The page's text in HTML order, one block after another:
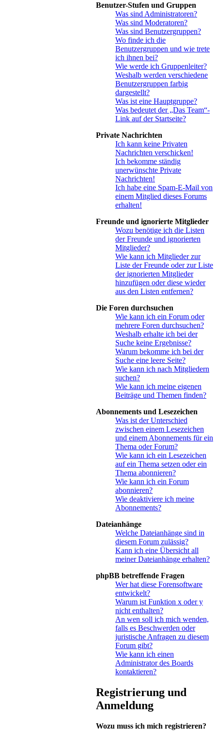
Benutzer-Stufen und Gruppen
Was sind Administratoren?
Was sind Moderatoren?
Was sind Benutzergruppen?
Wo finde ich die
Benutzergruppen und wie trete
ich ihnen bei?
Wie werde ich Gruppenleiter?
Weshalb werden verschiedene
Benutzergruppen farbig
dargestellt?
Was ist eine Hauptgruppe?
Was bedeutet der „Das Team“-
Link auf der Startseite?
Private Nachrichten
Ich kann keine Privaten
Nachrichten verschicken!
Ich bekomme ständig
unerwünschte Private
Nachrichten!
Ich habe eine Spam-E-Mail von
einem Mitglied dieses Forums
erhalten!
Freunde und ignorierte Mitglieder
Wozu benötige ich die Listen
der Freunde und ignorierten
Mitglieder?
Wie kann ich Mitglieder zur
Liste der Freunde oder zur Liste
der ignorierten Mitglieder
hinzufügen oder diese wieder
aus den Listen entfernen?
Die Foren durchsuchen
Wie kann ich ein Forum oder
mehrere Foren durchsuchen?
Weshalb erhalte ich bei der
Suche keine Ergebnisse?
Warum bekomme ich bei der
Suche eine leere Seite?
Wie kann ich nach Mitgliedern
suchen?
Wie kann ich meine eigenen
Beiträge und Themen finden?
Abonnements und Lesezeichen
Was ist der Unterschied
zwischen einem Lesezeichen
und einem Abonnements für ein
Thema oder Forum?
Wie kann ich ein Lesezeichen
auf ein Thema setzen oder ein
Thema abonnieren?
Wie kann ich ein Forum
abonnieren?
Wie deaktiviere ich meine
Abonnements?
Dateianhänge
Welche Dateianhänge sind in
diesem Forum zulässig?
Kann ich eine Übersicht all
meiner Dateianhänge erhalten?
phpBB betreffende Fragen
Wer hat diese Forensoftware
entwickelt?
Warum ist Funktion x oder y
nicht enthalten?
An wen soll ich mich wenden,
falls es Beschwerden oder
juristische Anfragen zu diesem
Forum gibt?
Wie kann ich einen
Administrator des Boards
kontaktieren?
Registrierung und
Anmeldung
Wozu muss ich mich registrieren?